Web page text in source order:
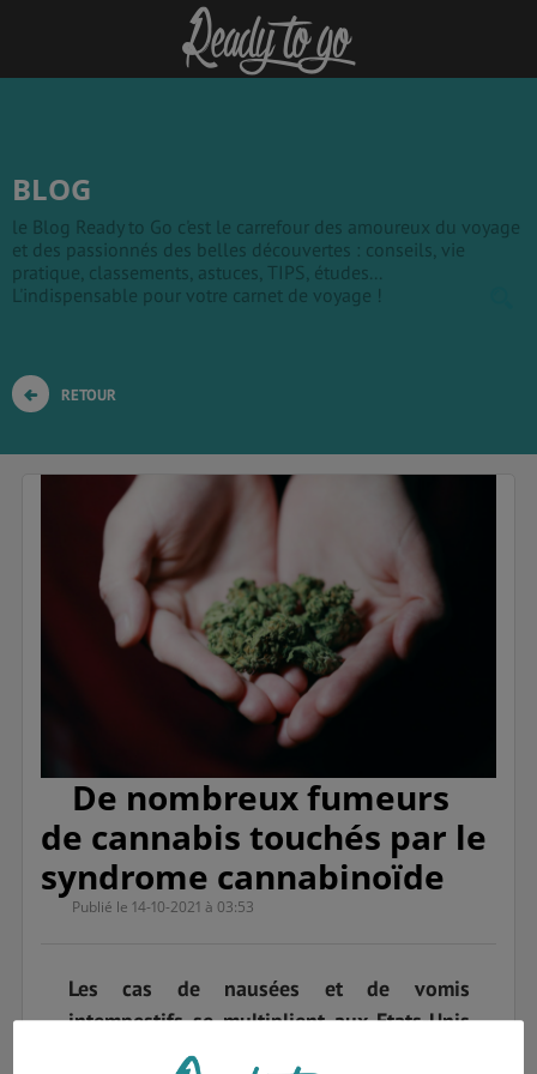
BLOG
le Blog Ready to Go c'est le carrefour des amoureux du voyage
et des passionnés des belles découvertes : conseils, vie
pratique, classements, astuces, TIPS, études...
L'indispensable pour votre carnet de voyage !
RETOUR
De nombreux fumeurs
de cannabis touchés par le
syndrome cannabinoïde
Publié le 14-10-2021 à 03:53
Les cas de nausées et de vomis
intempestifs se multiplient aux Etats-Unis
ces dernières années. La cause ? Une